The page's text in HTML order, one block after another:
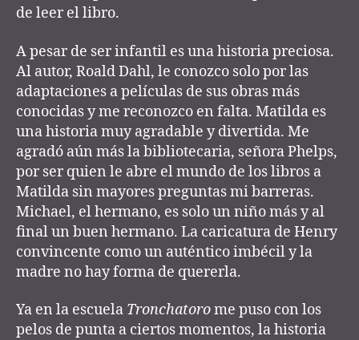
de leer el libro.
A pesar de ser infantil es una historia preciosa.
Al autor, Roald Dahl, le conozco solo por las
adaptaciones a películas de sus obras más
conocidas y me reconozco en falta. Matilda es
una historia muy agradable y divertida. Me
agradó aún más la bibliotecaria, señora Phelps,
por ser quien le abre el mundo de los libros a
Matilda sin mayores preguntas mi barreras.
Michael, el hermano, es solo un niño más y al
final un buen hermano. La caricatura de Henry
convincente como un auténtico imbécil y la
madre no hay forma de quererla.
Ya en la escuela Tronchatorome puso con los
pelos de punta a ciertos momentos, la historia